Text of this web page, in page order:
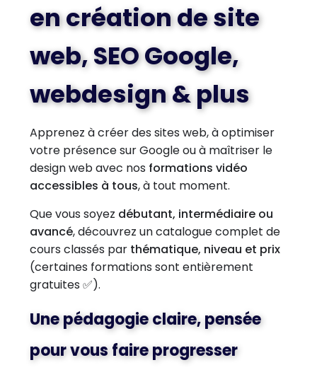
en création de site
web, SEO Google,
webdesign & plus
Apprenez à créer des sites web, à optimiser
votre présence sur Google ou à maîtriser le
design web avec nos formations vidéo
accessibles à tous, à tout moment.
Que vous soyez débutant, intermédiaire ou
avancé, découvrez un catalogue complet de
cours classés par thématique, niveau et prix
(certaines formations sont entièrement
gratuites ✅).
Une pédagogie claire, pensée
pour vous faire progresser